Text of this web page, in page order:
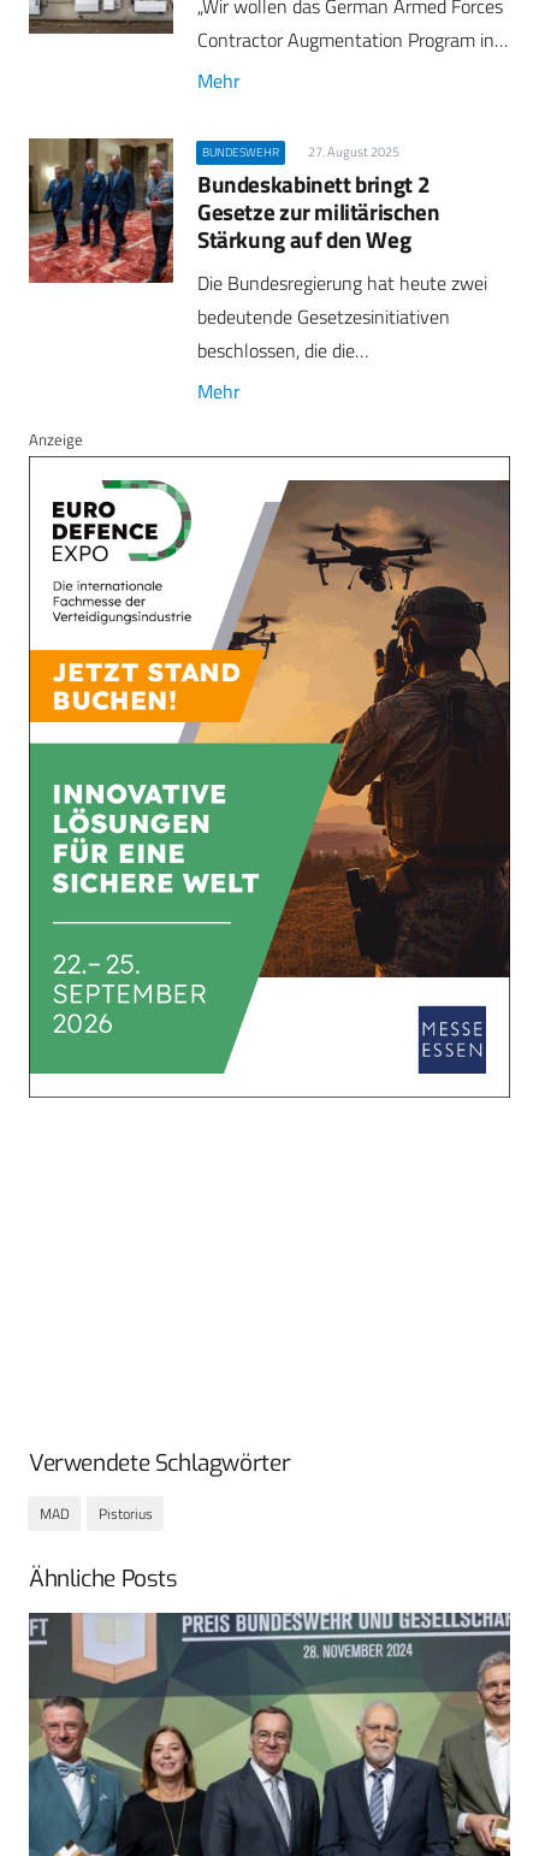
„Wir wollen das German Armed Forces
Contractor Augmentation Program in…
Mehr
BUNDESWEHR 27. August 2025
Bundeskabinett bringt 2
Gesetze zur militärischen
Stärkung auf den Weg
Die Bundesregierung hat heute zwei
bedeutende Gesetzesinitiativen
beschlossen, die die…
Mehr
Anzeige
Verwendete Schlagwörter
MAD Pistorius
Ähnliche Posts